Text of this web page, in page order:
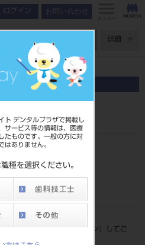
ト デンタルプラザで掲載し
サービス等の情報は、医療
たものです。一般の方に対
はありません。
種を選択ください。
ログイン お問い合わせ
メニュー
詳細
446
品目コード
4548162008251
標準価格
価格の確認は『ログイン
』してご